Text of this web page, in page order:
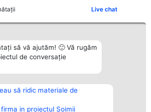
Live chat
să vă ajutăm! 🙂 Vă rugăm
de conversație
să ridic materiale de
in proiectul Șoimii
Plebiscyt
Lista Tuturor
Contact